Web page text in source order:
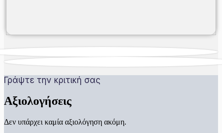
Γράψτε την κριτική σας
Αξιολογήσεις
Δεν υπάρχει καμία αξιολόγηση ακόμη.